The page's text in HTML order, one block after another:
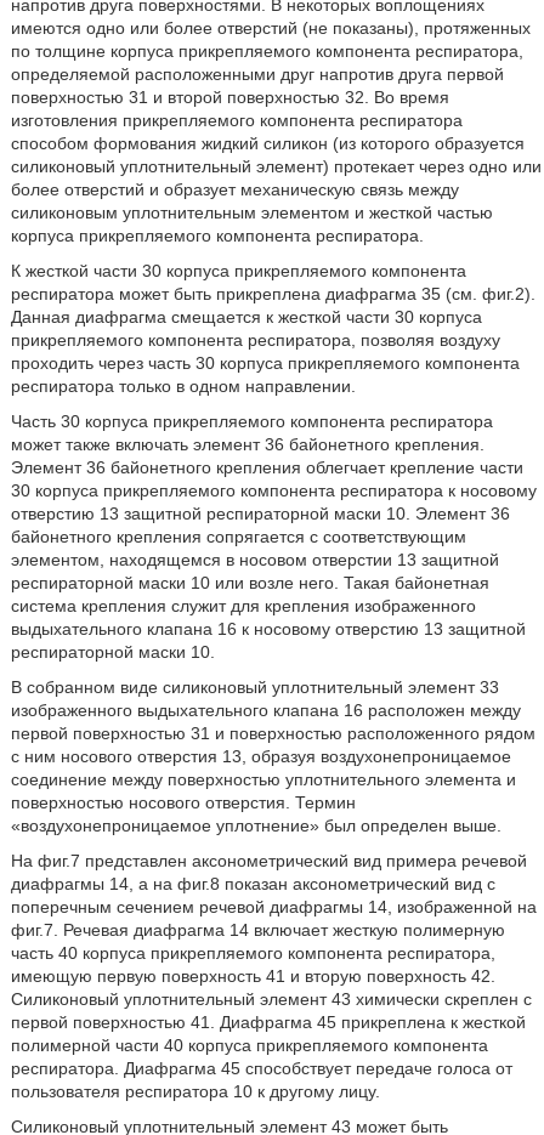
напротив друга поверхностями. В некоторых воплощениях
имеются одно или более отверстий (не показаны), протяженных
по толщине корпуса прикрепляемого компонента респиратора,
определяемой расположенными друг напротив друга первой
поверхностью 31 и второй поверхностью 32. Во время
изготовления прикрепляемого компонента респиратора
способом формования жидкий силикон (из которого образуется
силиконовый уплотнительный элемент) протекает через одно или
более отверстий и образует механическую связь между
силиконовым уплотнительным элементом и жесткой частью
корпуса прикрепляемого компонента респиратора.
К жесткой части 30 корпуса прикрепляемого компонента
респиратора может быть прикреплена диафрагма 35 (см. фиг.2).
Данная диафрагма смещается к жесткой части 30 корпуса
прикрепляемого компонента респиратора, позволяя воздуху
проходить через часть 30 корпуса прикрепляемого компонента
респиратора только в одном направлении.
Часть 30 корпуса прикрепляемого компонента респиратора
может также включать элемент 36 байонетного крепления.
Элемент 36 байонетного крепления облегчает крепление части
30 корпуса прикрепляемого компонента респиратора к носовому
отверстию 13 защитной респираторной маски 10. Элемент 36
байонетного крепления сопрягается с соответствующим
элементом, находящемся в носовом отверстии 13 защитной
респираторной маски 10 или возле него. Такая байонетная
система крепления служит для крепления изображенного
выдыхательного клапана 16 к носовому отверстию 13 защитной
респираторной маски 10.
В собранном виде силиконовый уплотнительный элемент 33
изображенного выдыхательного клапана 16 расположен между
первой поверхностью 31 и поверхностью расположенного рядом
с ним носового отверстия 13, образуя воздухонепроницаемое
соединение между поверхностью уплотнительного элемента и
поверхностью носового отверстия. Термин
«воздухонепроницаемое уплотнение» был определен выше.
На фиг.7 представлен аксонометрический вид примера речевой
диафрагмы 14, а на фиг.8 показан аксонометрический вид с
поперечным сечением речевой диафрагмы 14, изображенной на
фиг.7. Речевая диафрагма 14 включает жесткую полимерную
часть 40 корпуса прикрепляемого компонента респиратора,
имеющую первую поверхность 41 и вторую поверхность 42.
Силиконовый уплотнительный элемент 43 химически скреплен с
первой поверхностью 41. Диафрагма 45 прикреплена к жесткой
полимерной части 40 корпуса прикрепляемого компонента
респиратора. Диафрагма 45 способствует передаче голоса от
пользователя респиратора 10 к другому лицу.
Силиконовый уплотнительный элемент 43 может быть